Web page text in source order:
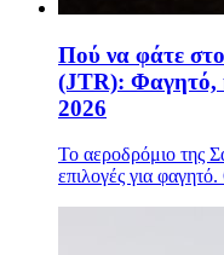
Πού να φάτε
(JTR): Φαγητό,
2026
Το αεροδρόμιο της
επιλογές για